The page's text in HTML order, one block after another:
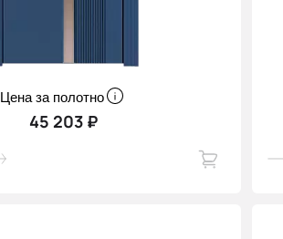
Цена за полотно
45 203 ₽